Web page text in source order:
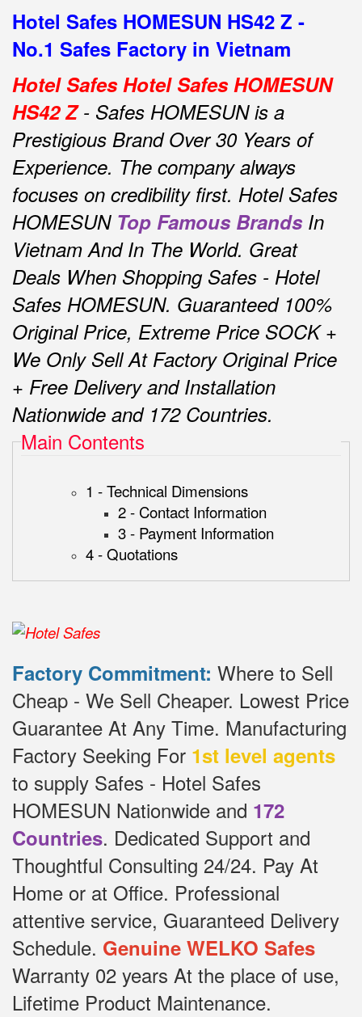
Hotel Safes HOMESUN HS42 Z -
No.1 Safes Factory in Vietnam
Hotel Safes Hotel Safes HOMESUN
HS42 Z- Safes HOMESUN is a
Prestigious Brand Over 30 Years of
Experience. The company always
focuses on credibility first. Hotel Safes
HOMESUN Top Famous Brands In
Vietnam And In The World. Great
Deals When Shopping Safes - Hotel
Safes HOMESUN. Guaranteed 100%
Original Price, Extreme Price SOCK +
We Only Sell At Factory Original Price
+ Free Delivery and Installation
Nationwide and 172 Countries.
Main Contents
1 - Technical Dimensions
2 - Contact Information
3 - Payment Information
4 - Quotations
Factory Commitment: Where to Sell
Cheap - We Sell Cheaper. Lowest Price
Guarantee At Any Time. Manufacturing
Factory Seeking For 1st level agents
to supply Safes - Hotel Safes
HOMESUN Nationwide and 172
Countries. Dedicated Support and
Thoughtful Consulting 24/24. Pay At
Home or at Office. Professional
attentive service, Guaranteed Delivery
Schedule. Genuine WELKO Safes
Warranty 02 years At the place of use,
Lifetime Product Maintenance.